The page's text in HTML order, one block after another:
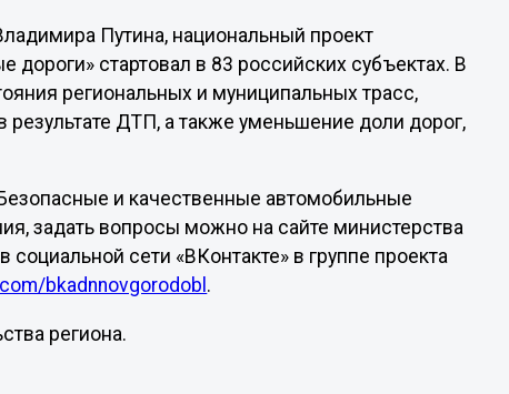
Путина, национальный проект
стартовал в 83 российских субъектах. В
региональных и муниципальных трасс,
ДТП, а также уменьшение доли дорог,
и качественные автомобильные
задать вопросы можно на сайте министерства
сети «ВКонтакте» в группе проекта
bkadnnovgorodobl .
региона.